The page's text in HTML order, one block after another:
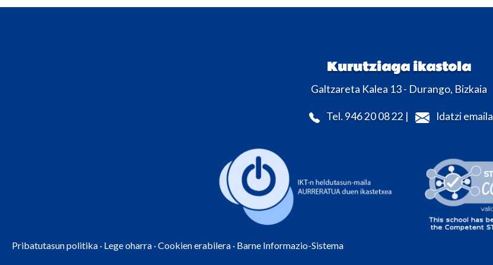
Kurutziaga ikastola
Galtzareta Kalea 13 - Durango, Bizkaia
Tel. 946 20 08 22 | Idatzi emaila
Pribatutasun politika · Lege oharra ·Cookien erabilera · Barne Informazio-Sistema